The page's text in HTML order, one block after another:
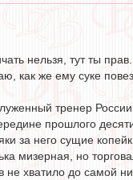
нельзя, тут ты
как же ему суке
тренер
прошлого
за него сущие
мизерная, но
хватило до самой